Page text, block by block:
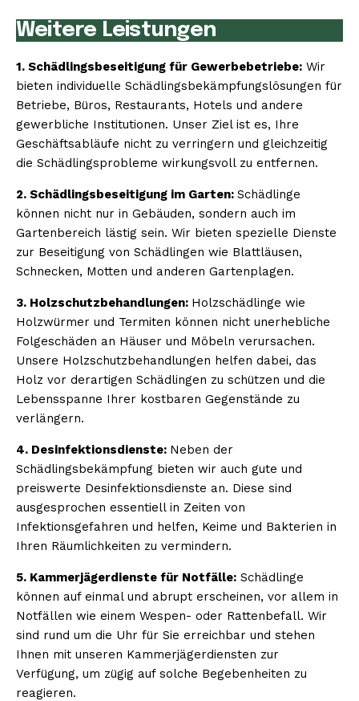
Weitere Leistungen
1. Schädlingsbeseitigung für Gewerbebetriebe: Wir
bieten individuelle Schädlingsbekämpfungslösungen für
Betriebe, Büros, Restaurants, Hotels und andere
gewerbliche Institutionen. Unser Ziel ist es, Ihre
Geschäftsabläufe nicht zu verringern und gleichzeitig
die Schädlingsprobleme wirkungsvoll zu entfernen.
2. Schädlingsbeseitigung im Garten: Schädlinge
können nicht nur in Gebäuden, sondern auch im
Gartenbereich lästig sein. Wir bieten spezielle Dienste
zur Beseitigung von Schädlingen wie Blattläusen,
Schnecken, Motten und anderen Gartenplagen.
3. Holzschutzbehandlungen: Holzschädlinge wie
Holzwürmer und Termiten können nicht unerhebliche
Folgeschäden an Häuser und Möbeln verursachen.
Unsere Holzschutzbehandlungen helfen dabei, das
Holz vor derartigen Schädlingen zu schützen und die
Lebensspanne Ihrer kostbaren Gegenstände zu
verlängern.
4. Desinfektionsdienste: Neben der
Schädlingsbekämpfung bieten wir auch gute und
preiswerte Desinfektionsdienste an. Diese sind
ausgesprochen essentiell in Zeiten von
Infektionsgefahren und helfen, Keime und Bakterien in
Ihren Räumlichkeiten zu vermindern.
5. Kammerjägerdienste für Notfälle: Schädlinge
können auf einmal und abrupt erscheinen, vor allem in
Notfällen wie einem Wespen- oder Rattenbefall. Wir
sind rund um die Uhr für Sie erreichbar und stehen
Ihnen mit unseren Kammerjägerdiensten zur
Verfügung, um zügig auf solche Begebenheiten zu
reagieren.